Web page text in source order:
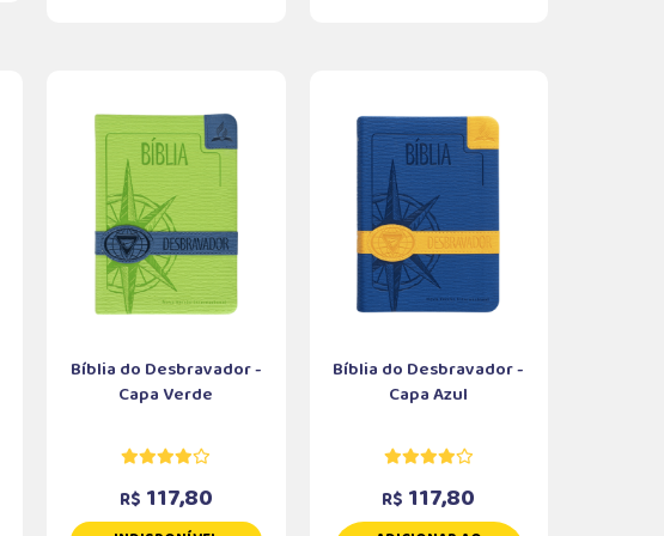
Bíblia do Desbravador -
Capa Verde
R$ 117,80
Bíblia do Desbravador -
Capa Azul
R$ 117,80